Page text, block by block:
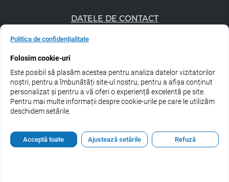
DATELE DE CONTACT
+40 747 056 359
Urmărește-ne pe rețele de socializare:
© 2026 Estel Professional Romania
Politica de confidențialitate
Folosim cookie-uri
Este posibil să plasăm acestea pentru analiza datelor vizitatorilor
noștri, pentru a îmbunătăți site-ul nostru, pentru a afișa conținut
personalizat și pentru a vă oferi o experiență excelentă pe site.
Pentru mai multe informații despre cookie-urile pe care le utilizăm
deschidem setările.
Acceptă toate Ajustează setările Refuză